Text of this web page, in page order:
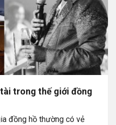
trong thế giới đồng
đồng hồ thường có vẻ